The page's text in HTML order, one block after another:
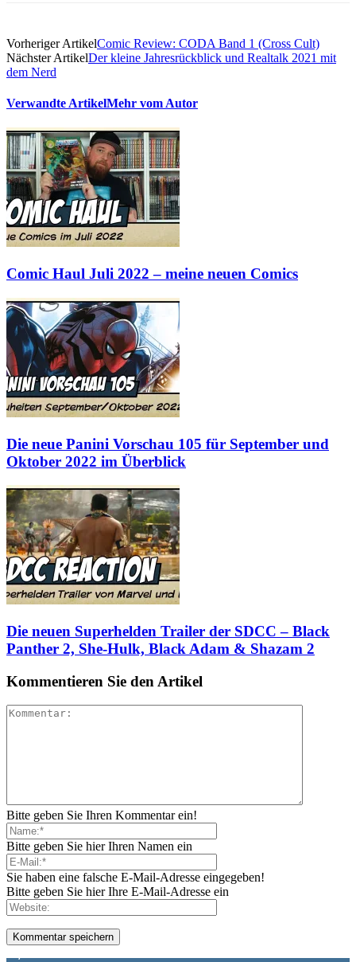
Vorheriger ArtikelComic Review: CODA Band 1 (Cross Cult)
Nächster ArtikelDer kleine Jahresrückblick und Realtalk 2021 mit
dem Nerd
Verwandte ArtikelMehr vom Autor
Comic Haul Juli 2022 – meine neuen Comics
Die neue Panini Vorschau 105 für September und
Oktober 2022 im Überblick
Die neuen Superhelden Trailer der SDCC – Black
Panther 2, She-Hulk, Black Adam & Shazam 2
Kommentieren Sie den Artikel
Bitte geben Sie Ihren Kommentar ein!
Bitte geben Sie hier Ihren Namen ein
Sie haben eine falsche E-Mail-Adresse eingegeben!
Bitte geben Sie hier Ihre E-Mail-Adresse ein